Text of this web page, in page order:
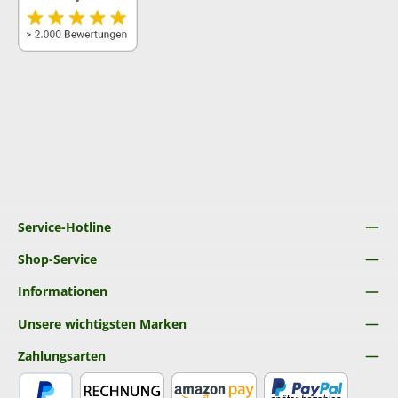
Service-Hotline
Shop-Service
Informationen
Unsere wichtigsten Marken
Zahlungsarten